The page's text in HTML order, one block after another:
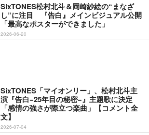
SixTONES松村北斗＆岡崎紗絵の“まなざ
し”に注目 『告白』メインビジュアル公開
「最高なポスターができました」
2026-06-20
SixTONES「マイオンリー」、松村北斗主
演『告白−25年目の秘密−』主題歌に決定
「感情の強さが際立つ楽曲」【コメント全
文】
2026-07-04